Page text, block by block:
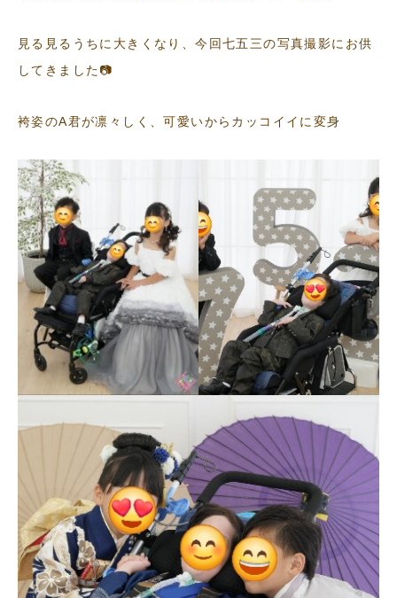
見る見るうちに大きくなり、今回七五三の写真撮影にお供
してきました📷
袴姿のA君が凛々しく、可愛いからカッコイイに変身